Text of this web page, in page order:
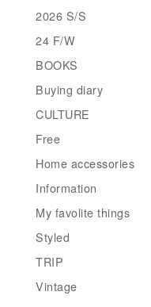
2026 S/S
24 F/W
BOOKS
Buying diary
CULTURE
Free
Home accessories
Information
My favolite things
Styled
TRIP
Vintage